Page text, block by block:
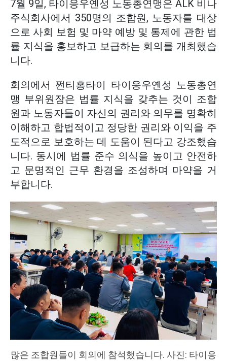
7월 9일, 타이응우옌성 노동총연맹은 ALK 비나
주식회사에서 350명의 조합원, 노동자를 대상
으로 사회 보험 및 마약 예방 및 통제에 관한 법
률 지식을 홍보하고 보급하는 회의를 개최했습
니다.
회의에서 쩐티홍타이 타이응우옌성 노동총연
맹 부위원장은 법률 지식을 갖추는 것이 조합
원과 노동자들이 자신의 권리와 의무를 명확히
이해하고 합법적이고 정당한 권리와 이익을 주
도적으로 보호하는 데 도움이 된다고 강조했습
니다. 동시에 법률 준수 의식을 높이고 안전하
고 문명적인 근무 환경을 조성하며 마약을 거
부합니다.
많은 조합원들이 회의에 참석했습니다. 사진: 타이응